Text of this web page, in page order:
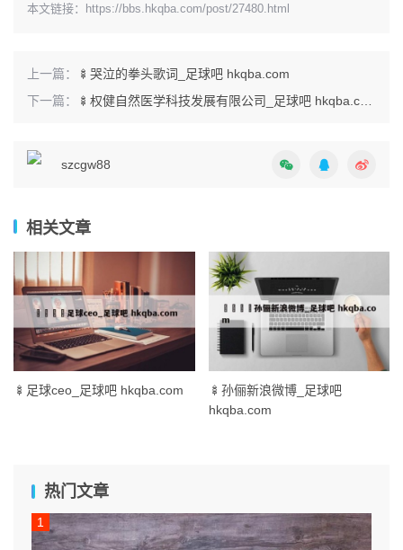
本文链接： https://bbs.hkqba.com/post/27480.html
上一篇：
🍢哭泣的拳头歌词_足球吧 hkqba.com
下一篇：
🍢权健自然医学科技发展有限公司_足球吧 hkqba.com
szcgw88
相关文章
🍢足球ceo_足球吧 hkqba.com
🍢孙俪新浪微博_足球吧
hkqba.com
热门文章